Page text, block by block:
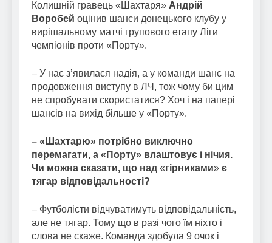
Колишній гравець «Шахтаря» Андрій
Воробей оцінив шанси донецького клубу у
вирішальному матчі групового етапу Ліги
чемпіонів проти «Порту».
– У нас зʼявилася надія, а у команди шанс на
продовження виступу в ЛЧ, тож чому би цим
не спробувати скористатися? Хоч і на папері
шансів на вихід більше у «Порту».
– «Шахтарю» потрібно виключно
перемагати, а «Порту» влаштовує і нічия.
Чи можна сказати, що над «гірниками» є
тягар відповідальності?
– Футболісти відчуватимуть відповідальність,
але не тягар. Тому що в разі чого їм ніхто і
слова не скаже. Команда здобула 9 очок і